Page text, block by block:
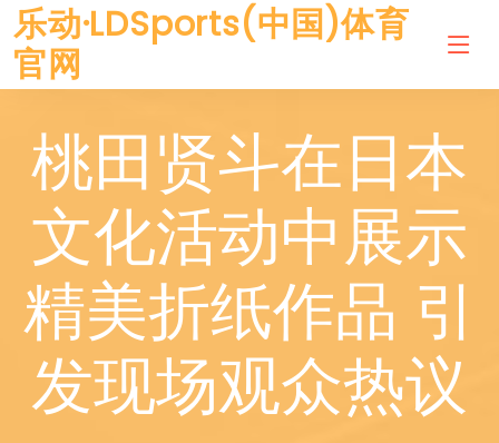
乐动·LDSports(中国)体育
官网
桃田贤斗在日本
文化活动中展示
精美折纸作品 引
发现场观众热议